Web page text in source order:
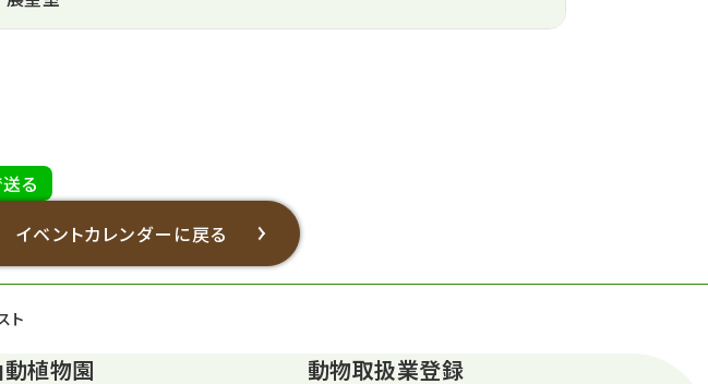
ト
る
イベントカレンダーに戻る
植物園 動物取扱業登録